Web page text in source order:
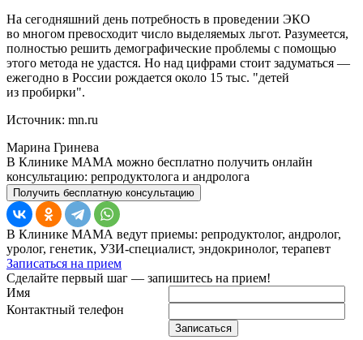
На сегодняшний день потребность в проведении ЭКО
во многом превосходит число выделяемых льгот. Разумеется,
полностью решить демографические проблемы с помощью
этого метода не удастся. Но над цифрами стоит задуматься —
ежегодно в России рождается около 15 тыс. "детей
из пробирки".
Источник: mn.ru
Марина Гринева
В Клинике МАМА можно бесплатно получить онлайн
консультацию: репродуктолога и андролога
Получить бесплатную консультацию
В Клинике МАМА ведут приемы: репродуктолог, андролог,
уролог, генетик, УЗИ-специалист, эндокринолог, терапевт
Записаться на прием
Сделайте первый шаг — запишитесь на прием!
Имя
Контактный телефон
Записаться